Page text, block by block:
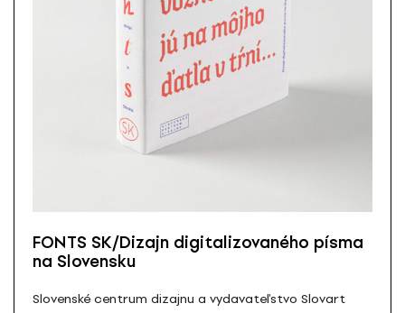
FONTS SK/Dizajn digitalizovaného písma
na Slovensku
Slovenské centrum dizajnu a vydavateľstvo Slovart